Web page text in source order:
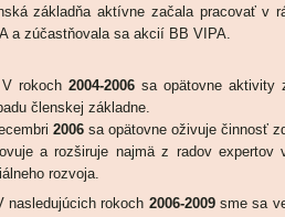
základňa aktívne začala pracovať v
a zúčastňovala sa akcií BB VIPA.
2004-2006sa opätovne aktivity
členskej základne.
2006 sa opätovne oživuje činnosť
a rozširuje najmä z radov expertov
rozvoja.
rokoch 2006-2009sme sa